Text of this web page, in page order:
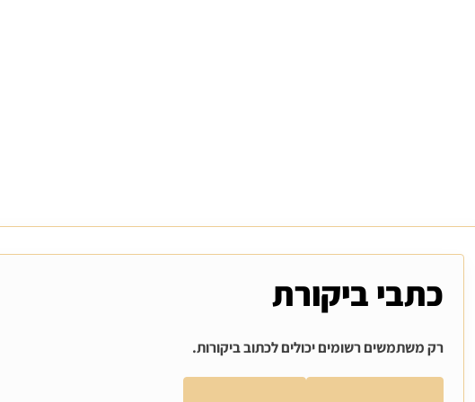
כתבי ביקורת
רק משתמשים רשומים יכולים לכתוב ביקורות.